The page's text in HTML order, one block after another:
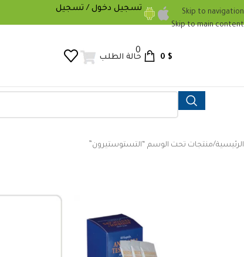
Skip to navigation
Skip to main content
تسجيل دخول / تسجيل
حالة الطلب
0
0 $
الرئيسية منتجات تحت الوسم “التستوستيرون”